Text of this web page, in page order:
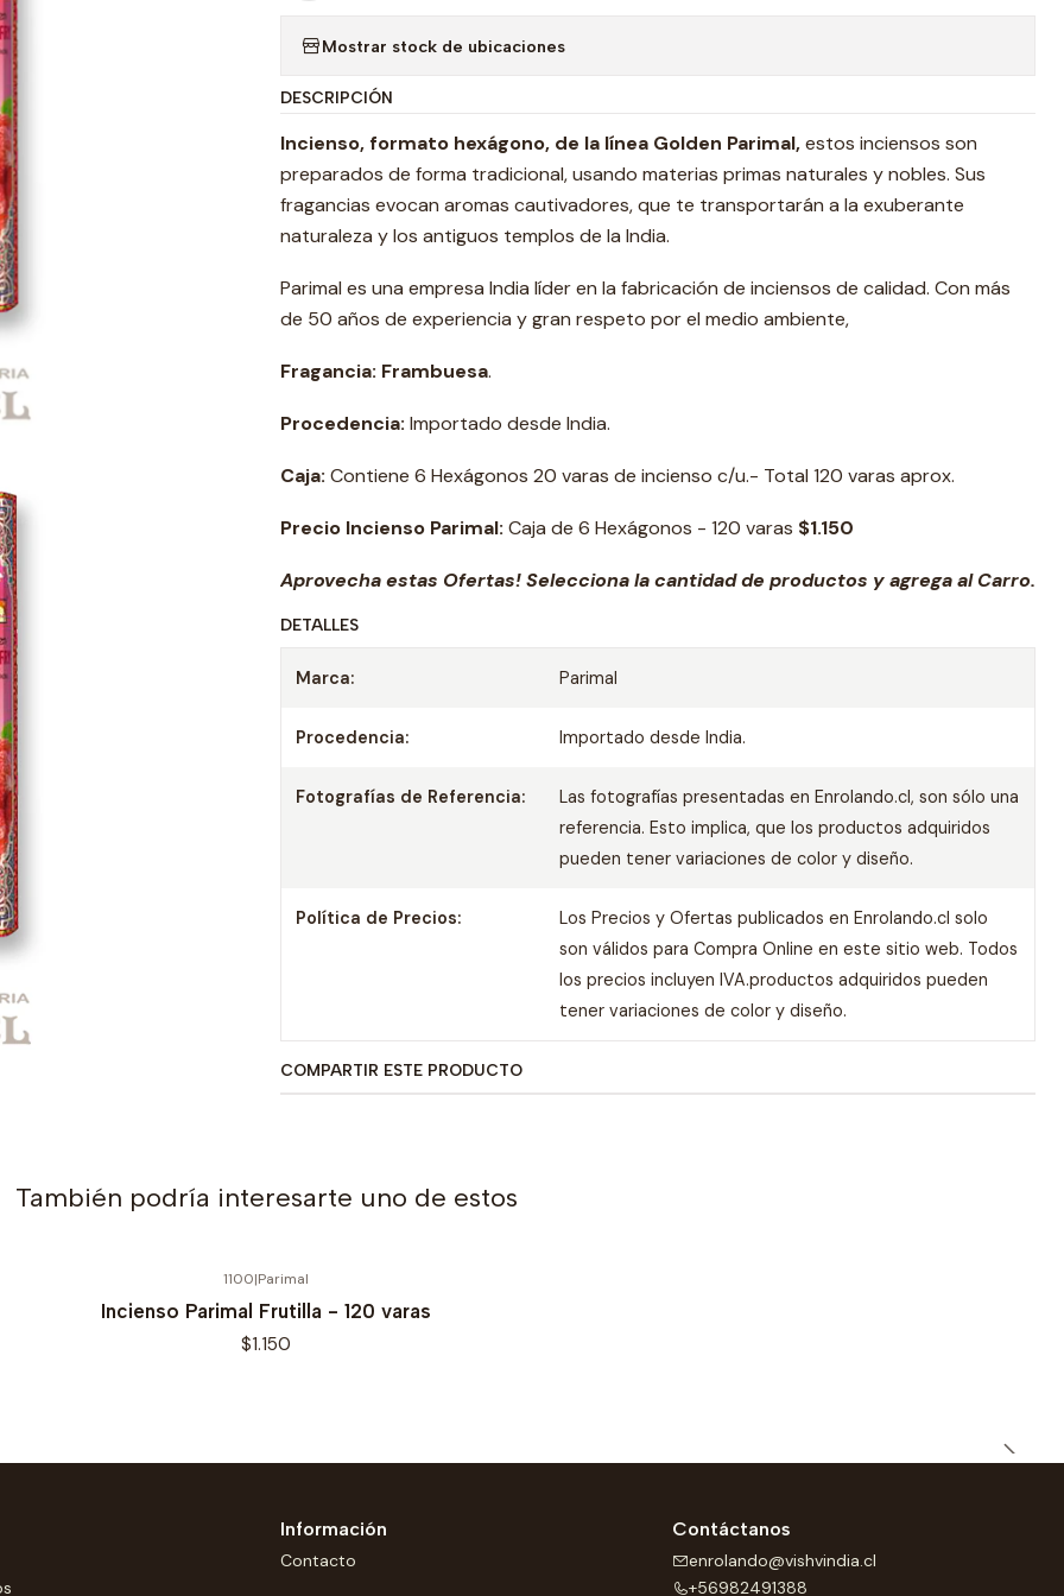
Mostrar stock de ubicaciones
DESCRIPCIÓN
Incienso, formato hexágono, de la línea Golden Parimal,estos inciensos son
preparados de forma tradicional, usando materias primas naturales y nobles. Sus
fragancias evocan aromas cautivadores, que te transportarán a la exuberante
naturaleza y los antiguos templos de la India.
Parimal es una empresa India líder en la fabricación de inciensos de calidad. Con más
de 50 años de experiencia y gran respeto por el medio ambiente,
Fragancia: Frambuesa.
Procedencia: Importado desde India.
Caja: Contiene 6 Hexágonos 20 varas de incienso c/u.- Total 120 varas aprox.
Precio Incienso Parimal: Caja de 6 Hexágonos - 120 varas $1.150
Aprovecha estas Ofertas! Selecciona la cantidad de productos y agrega al Carro.
DETALLES
Marca: Parimal
Procedencia: Importado desde India.
Fotografías de Referencia:
Las fotografías presentadas en Enrolando.cl, son sólo una
referencia. Esto implica, que los productos adquiridos
pueden tener variaciones de color y diseño.
Política de Precios:
Los Precios y Ofertas publicados en Enrolando.cl solo
son válidos para Compra Online en este sitio web. Todos
los precios incluyen IVA.productos adquiridos pueden
tener variaciones de color y diseño.
COMPARTIR ESTE PRODUCTO
También podría interesarte uno de estos
1100|Parimal
Incienso Parimal Frutilla - 120 varas
$1.150
Información
Contacto
Contáctanos
enrolando@vishvindia.cl
+56982491388